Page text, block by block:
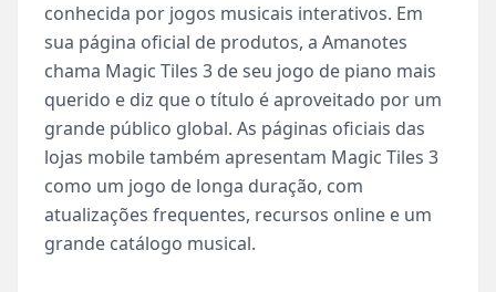
conhecida por jogos musicais interativos. Em
sua página oficial de produtos, a Amanotes
chama Magic Tiles 3 de seu jogo de piano mais
querido e diz que o título é aproveitado por um
grande público global. As páginas oficiais das
lojas mobile também apresentam Magic Tiles 3
como um jogo de longa duração, com
atualizações frequentes, recursos online e um
grande catálogo musical.